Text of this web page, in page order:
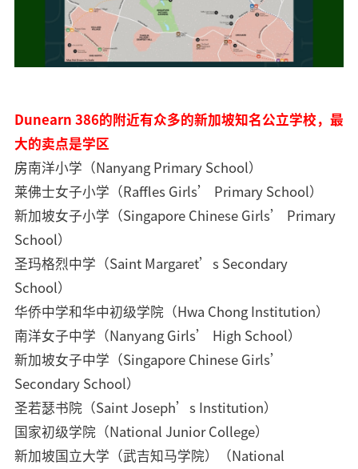
Dunearn 386的附近有众多的新加坡知名公立学校，最
大的卖点是学区
房南洋小学（Nanyang Primary School）
莱佛士女子小学（Raffles Girls’ Primary School）
新加坡女子小学（Singapore Chinese Girls’ Primary
School）
圣玛格烈中学（Saint Margaret’s Secondary
School）
华侨中学和华中初级学院（Hwa Chong Institution）
南洋女子中学（Nanyang Girls’ High School）
新加坡女子中学（Singapore Chinese Girls’
Secondary School）
圣若瑟书院（Saint Joseph’s Institution）
国家初级学院（National Junior College）
新加坡国立大学（武吉知马学院）（National